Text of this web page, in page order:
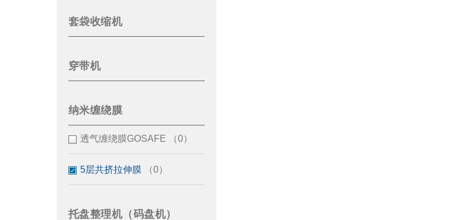
套袋收缩机
穿带机
纳米缠绕膜
透气缠绕膜GOSAFE （0）
5层共挤拉伸膜 （0）
托盘整理机（码盘机）